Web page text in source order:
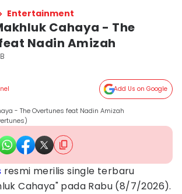
Entertainment
Cahaya - The
Nadin Amizah
Add Us on Google
- The Overtunes feat Nadin Amizah
resmi merilis single terbaru
Cahaya" pada Rabu (8/7/2026).